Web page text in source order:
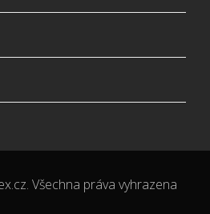
Všechna práva vyhrazena